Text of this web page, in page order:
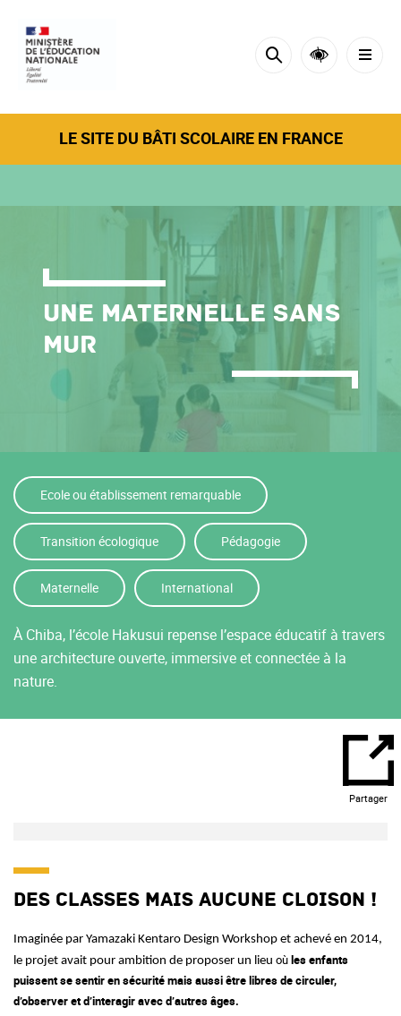
LE SITE DU BÂTI SCOLAIRE EN FRANCE
Une maternelle sans
mur
Ecole ou établissement remarquable
Transition écologique Pédagogie
Maternelle International
À Chiba, l’école Hakusui repense l’espace éducatif à travers
une architecture ouverte, immersive et connectée à la
nature.
Partager
Des classes mais aucune cloison !
Imaginée par Yamazaki Kentaro Design Workshop et achevé en 2014,
le projet avait pour ambition de proposer un lieu oùles enfants
puissent se sentir en sécurité mais aussi être libres de circuler,
d’observer et d’interagir avec d’autres âges.